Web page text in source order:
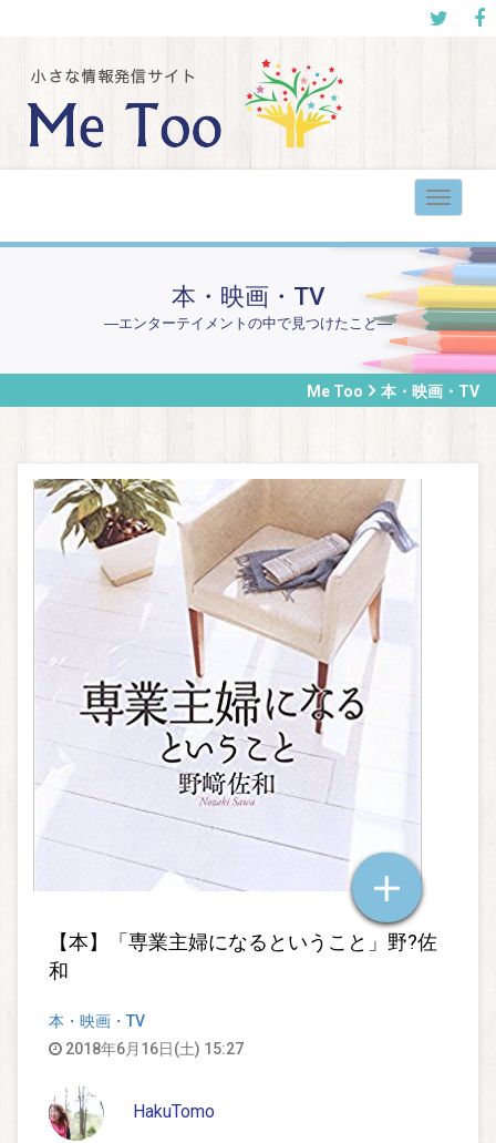
Toggle
本・映画・TV
―エンターテイメントの中で見つけたこと―
Me Too 本・映画・TV
【本】「専業主婦になるということ」野?佐
和
本・映画・TV
2018年6月16日(土) 15:27
HakuTomo